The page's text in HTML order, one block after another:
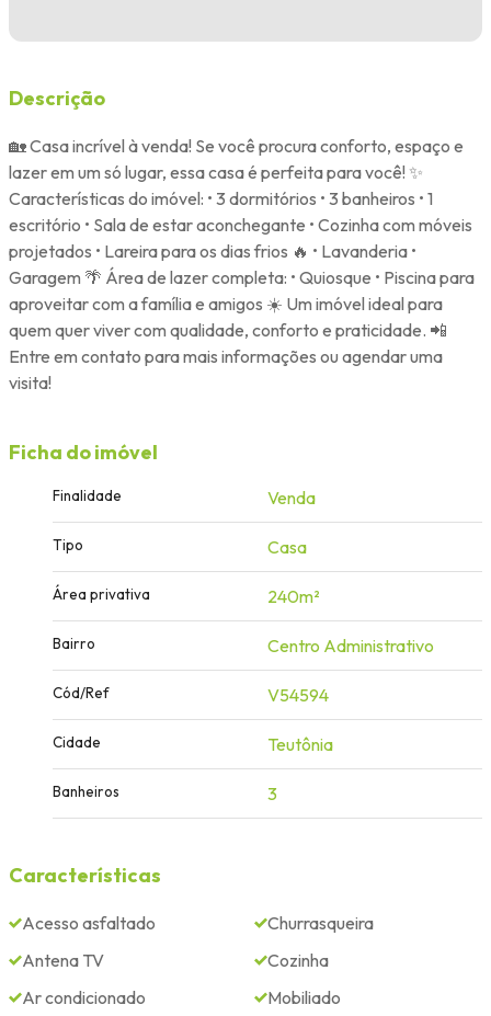
Descrição
🏡 Casa incrível à venda! Se você procura conforto, espaço e
lazer em um só lugar, essa casa é perfeita para você! ✨
Características do imóvel: • 3 dormitórios • 3 banheiros • 1
escritório • Sala de estar aconchegante • Cozinha com móveis
projetados • Lareira para os dias frios 🔥 • Lavanderia •
Garagem 🌴 Área de lazer completa: • Quiosque • Piscina para
aproveitar com a família e amigos ☀️ Um imóvel ideal para
quem quer viver com qualidade, conforto e praticidade. 📲
Entre em contato para mais informações ou agendar uma
visita!
Ficha do imóvel
Finalidade Venda
Tipo Casa
Área privativa 240m²
Bairro Centro Administrativo
Cód/Ref V54594
Cidade Teutônia
Banheiros 3
Características
Acesso asfaltado
Antena TV
Ar condicionado
Churrasqueira
Cozinha
Mobiliado